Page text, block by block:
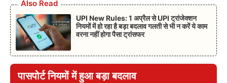
Also Read
UPI New Rules: 1 अप्रैल से UPI ट्रांजेक्शन
नियमों में हो रहा है बड़ा बदलाव गलती से भी न करें ये काम
वरना नहीं होगा पैसा ट्रांसफर
पासपोर्ट नियमों में हुआ बड़ा बदलाव